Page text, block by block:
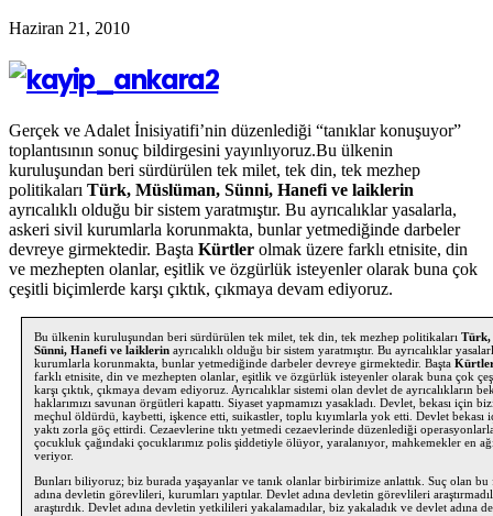
Haziran 21, 2010
Gerçek ve Adalet İnisiyatifi’nin düzenlediği “tanıklar konuşuyor”
toplantısının sonuç bildirgesini yayınlıyoruz.Bu ülkenin
kuruluşundan beri sürdürülen tek milet, tek din, tek mezhep
politikaları Türk, Müslüman, Sünni, Hanefi ve laiklerin
ayrıcalıklı olduğu bir sistem yaratmıştır. Bu ayrıcalıklar yasalarla,
askeri sivil kurumlarla korunmakta, bunlar yetmediğinde darbeler
devreye girmektedir. Başta Kürtler olmak üzere farklı etnisite, din
ve mezhepten olanlar, eşitlik ve özgürlük isteyenler olarak buna çok
çeşitli biçimlerde karşı çıktık, çıkmaya devam ediyoruz.
Bu ülkenin kuruluşundan beri sürdürülen tek milet, tek din, tek mezhep politikaları Türk,
Sünni, Hanefi ve laiklerin ayrıcalıklı olduğu bir sistem yaratmıştır. Bu ayrıcalıklar
kurumlarla korunmakta, bunlar yetmediğinde darbeler devreye girmektedir. Başta
farklı etnisite, din ve mezhepten olanlar, eşitlik ve özgürlük isteyenler olarak buna çok
karşı çıktık, çıkmaya devam ediyoruz. Ayrıcalıklar sistemi olan devlet de ayrıcalıkların
haklarımızı savunan örgütleri kapattı. Siyaset yapmamızı yasakladı. Devlet, bekası için
meçhul öldürdü, kaybetti, işkence etti, suikastler, toplu kıyımlarla yok etti. Devlet
yaktı zorla göç ettirdi. Cezaevlerine tıktı yetmedi cezaevlerinde düzenlediği
çocukluk çağındaki çocuklarımız polis şiddetiyle ölüyor, yaralanıyor, mahkemekler en
veriyor.
Bunları biliyoruz; biz burada yaşayanlar ve tanık olanlar birbirimize anlattık. Suç olan
adına devletin görevlileri, kurumları yaptılar. Devlet adına devletin görevlileri
araştırdık. Devlet adına devletin yetkilileri yakalamadılar, biz yakaladık ve devlet adına